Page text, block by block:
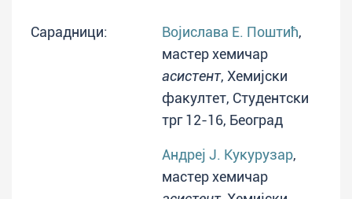
Сарадници: Војислава Е. Поштић,
мастер хемичар
асистент, Хемијски
факултет, Студентски
трг 12-16, Београд
Андреј Ј. Кукурузар,
мастер хемичар